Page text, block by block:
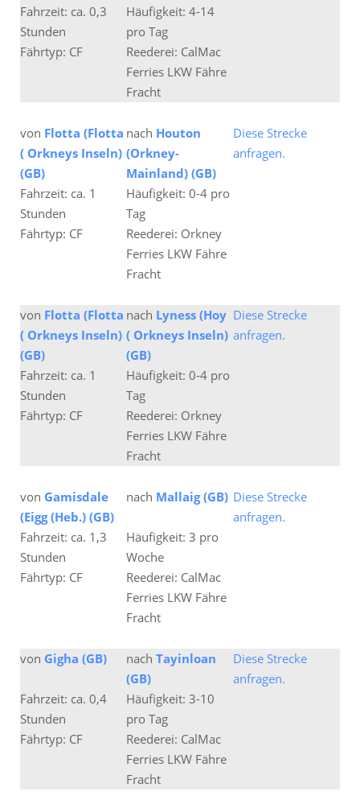
Fahrzeit: ca. 0,3
Stunden
Häufigkeit: 4-14
pro Tag
Fährtyp: CF
Reederei: CalMac
Ferries LKW Fähre
Fracht
von Flotta (Flotta
( Orkneys Inseln)
(GB)
nach Houton
(Orkney-
Mainland) (GB)
Diese Strecke
anfragen.
Fahrzeit: ca. 1
Stunden
Häufigkeit: 0-4 pro
Tag
Fährtyp: CF
Reederei: Orkney
Ferries LKW Fähre
Fracht
von Flotta (Flotta
( Orkneys Inseln)
(GB)
nach Lyness (Hoy
( Orkneys Inseln)
(GB)
Diese Strecke
anfragen.
Fahrzeit: ca. 1
Stunden
Häufigkeit: 0-4 pro
Tag
Fährtyp: CF
Reederei: Orkney
Ferries LKW Fähre
Fracht
von Gamisdale
(Eigg (Heb.) (GB)
nach Mallaig (GB) Diese Strecke
anfragen.
Fahrzeit: ca. 1,3
Stunden
Häufigkeit: 3 pro
Woche
Fährtyp: CF
Reederei: CalMac
Ferries LKW Fähre
Fracht
von Gigha (GB) nach Tayinloan
(GB)
Diese Strecke
anfragen.
Fahrzeit: ca. 0,4
Stunden
Häufigkeit: 3-10
pro Tag
Fährtyp: CF
Reederei: CalMac
Ferries LKW Fähre
Fracht